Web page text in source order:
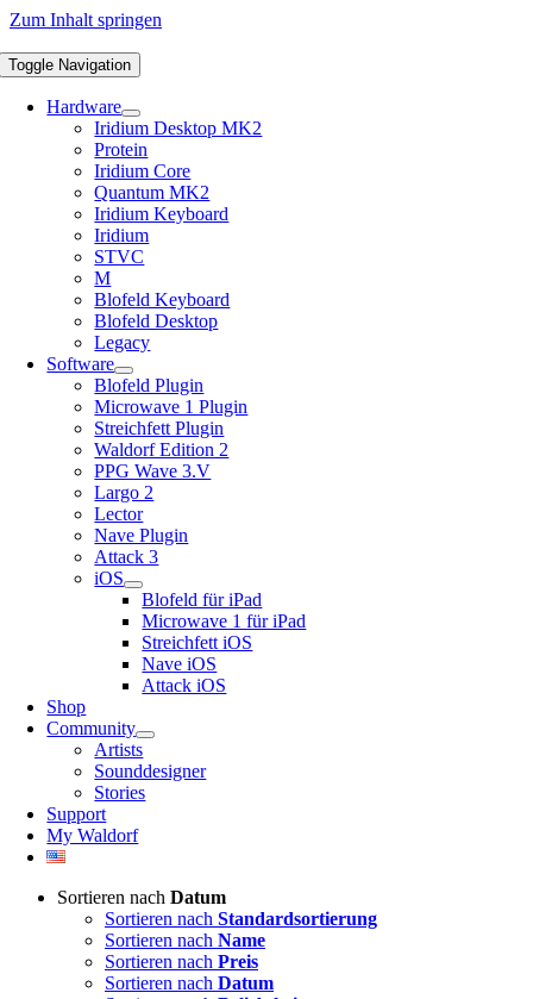
Zum Inhalt springen
Toggle Navigation
Hardware
Iridium Desktop MK2
Protein
Iridium Core
Quantum MK2
Iridium Keyboard
Iridium
STVC
M
Blofeld Keyboard
Blofeld Desktop
Legacy
Software
Blofeld Plugin
Microwave 1 Plugin
Streichfett Plugin
Waldorf Edition 2
PPG Wave 3.V
Largo 2
Lector
Nave Plugin
Attack 3
iOS
Blofeld für iPad
Microwave 1 für iPad
Streichfett iOS
Nave iOS
Attack iOS
Shop
Community
Artists
Sounddesigner
Stories
Support
My Waldorf
Sortieren nach Datum
Sortieren nach Standardsortierung
Sortieren nach Name
Sortieren nach Preis
Sortieren nach Datum